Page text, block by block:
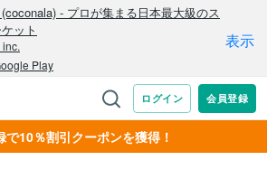
で10％割引クーポンを獲得！